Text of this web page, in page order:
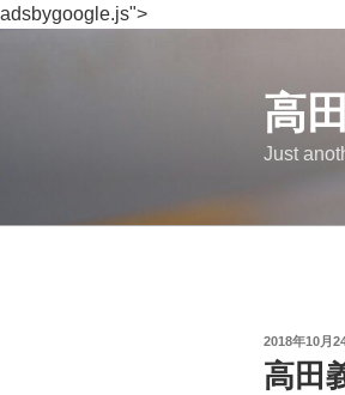
adsbygoogle.js">
高
Just
投
稿
日:
2018年10月
高田